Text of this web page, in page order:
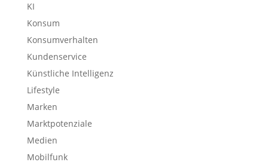
KI
Konsum
Konsumverhalten
Kundenservice
Künstliche Intelligenz
Lifestyle
Marken
Marktpotenziale
Medien
Mobilfunk